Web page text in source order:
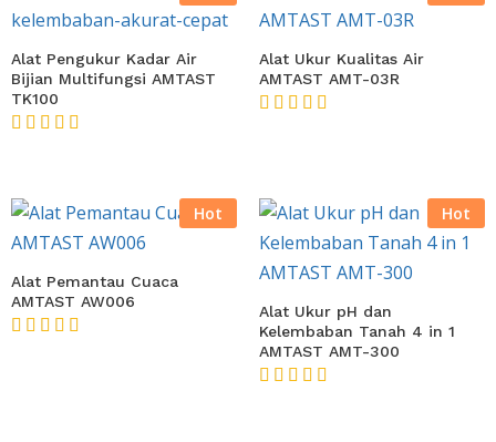
Alat Pengukur Kadar Air
Bijian Multifungsi AMTAST
TK100
Alat Ukur Kualitas Air
AMTAST AMT-03R
Hot
Alat Pemantau Cuaca
AMTAST AW006
Hot
Alat Ukur pH dan
Kelembaban Tanah 4 in 1
AMTAST AMT-300